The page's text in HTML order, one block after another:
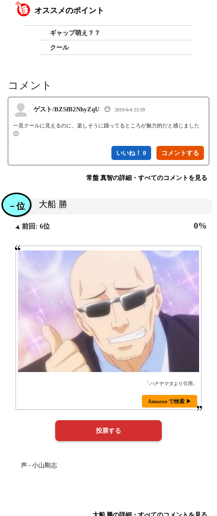
オススメのポイント
ギャップ萌え？？
クール
コメント
ゲスト/BZSfB2NhyZqU 😶 2019-6-4 23:59
一見クールに見えるのに、楽しそうに踊ってるところが魅力的だと感じました
🙂
いいね！ 0
常盤 真智の詳細・すべてのコメントを見る
大船 勝
－位
前回: 6位 0%
「ハナヤマタより引用」
Amazon で検索 ▶
声 - 小山剛志